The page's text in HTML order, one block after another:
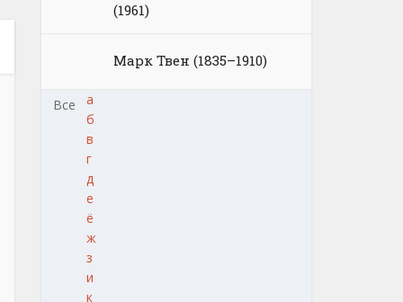
(1961)
Марк Твен (1835–1910)
Все
а
б
в
г
д
е
ё
ж
з
и
к